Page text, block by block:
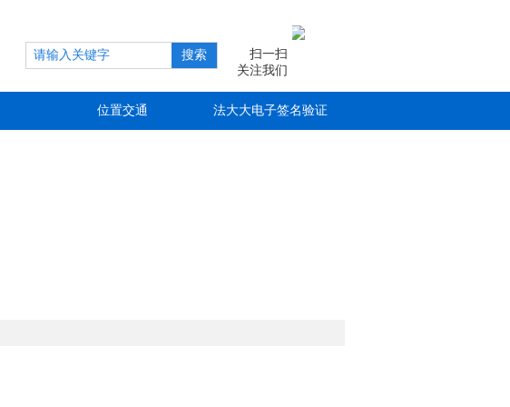
搜索
扫一扫
关注我们
位置交通 法大大电子签名验证